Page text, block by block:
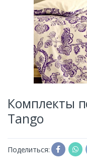
Комплекты
Tango
Поделиться: